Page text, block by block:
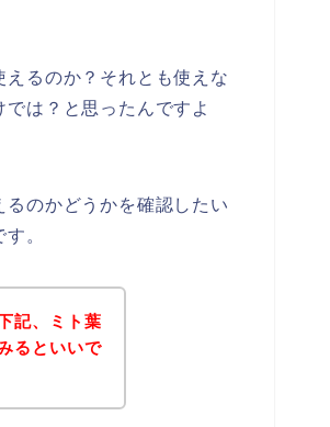
るのか？それとも使えな
は？と思ったんですよ
のかどうかを確認したい
。
記、ミト葉
るといいで